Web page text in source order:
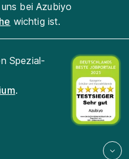
bei Azubiyo
wichtig ist.
Spezial-
.